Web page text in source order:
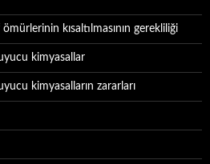
kısaltılmasının gerekliliği
kimyasallar
kimyasalların zararları